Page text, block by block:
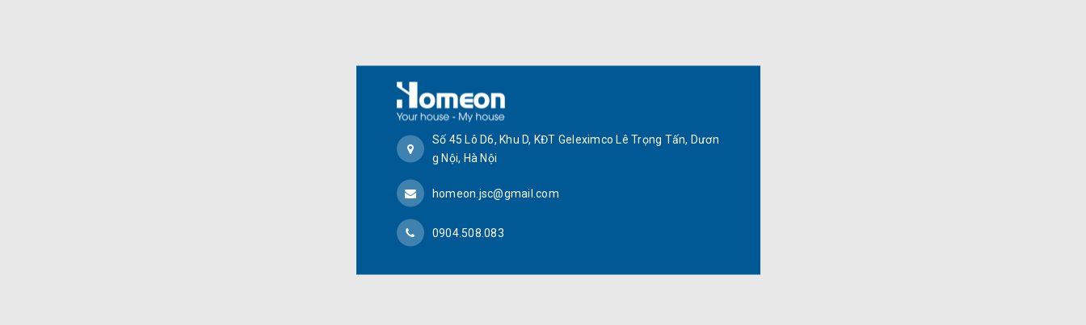
Số 45 Lô D6, Khu D, KĐT Geleximco Lê Trọng Tấn, Dươn
g Nội, Hà Nội
homeon.jsc@gmail.com
0904.508.083